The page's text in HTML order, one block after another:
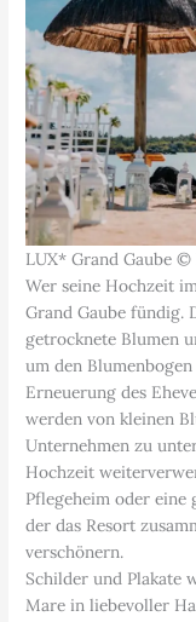
LUX* Grand Gaube
Wer seine Hochzeit
Grand Gaube fündig.
getrocknete Blumen
um den
Erneuerung des
werden von kleinen
Unternehmen zu
Hochzeit
Pflegeheim oder
der das Resort
verschönern.
Schilder und Plakate
Mare in liebevoller